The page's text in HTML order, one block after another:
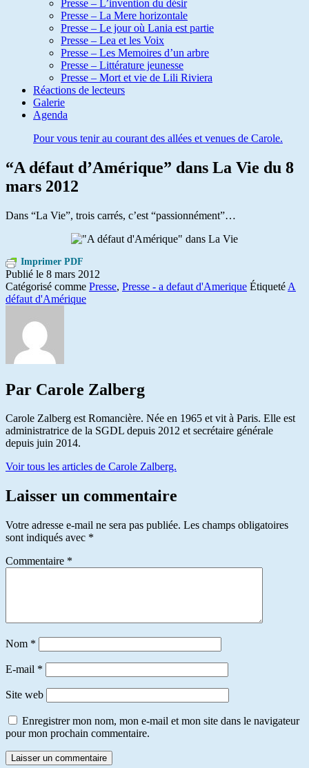
Presse – L’invention du désir
Presse – La Mere horizontale
Presse – Le jour où Lania est partie
Presse – Lea et les Voix
Presse – Les Memoires d’un arbre
Presse – Littérature jeunesse
Presse – Mort et vie de Lili Riviera
Réactions de lecteurs
Galerie
Agenda
Pour vous tenir au courant des allées et venues de Carole.
“A défaut d’Amérique” dans La Vie du 8
mars 2012
Dans “La Vie”, trois carrés, c’est “passionnément”…
Imprimer PDF
Publié le 8 mars 2012
Catégorisé comme Presse, Presse - a defaut d'Amerique Étiqueté A
défaut d'Amérique
Par Carole Zalberg
Carole Zalberg est Romancière. Née en 1965 et vit à Paris. Elle est
administratrice de la SGDL depuis 2012 et secrétaire générale
depuis juin 2014.
Voir tous les articles de Carole Zalberg.
Laisser un commentaire
Votre adresse e-mail ne sera pas publiée. Les champs obligatoires
sont indiqués avec *
Commentaire *
Nom *
E-mail *
Site web
Enregistrer mon nom, mon e-mail et mon site dans le navigateur
pour mon prochain commentaire.